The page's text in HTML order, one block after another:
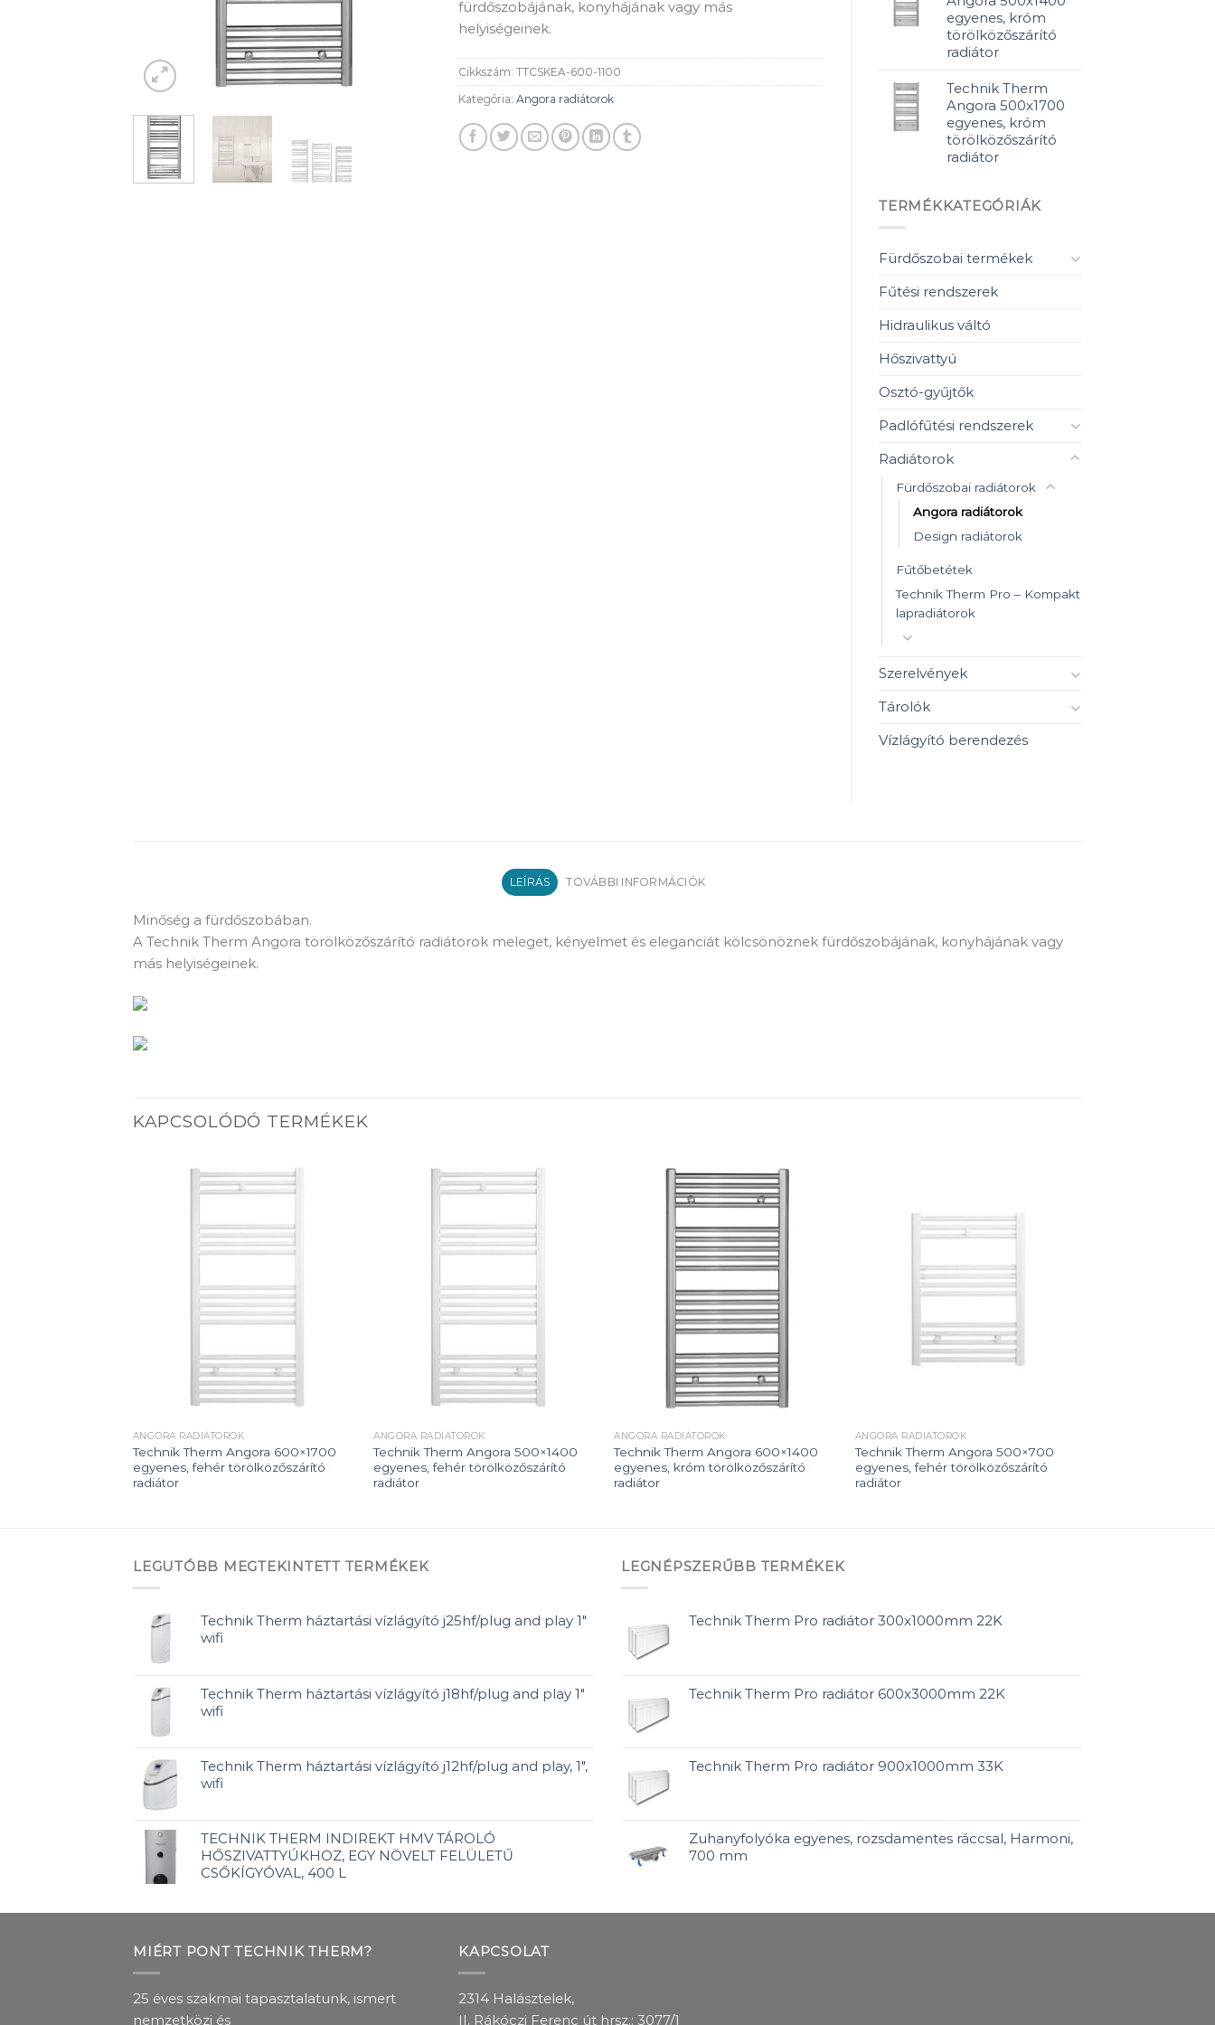
fürdőszobájának, konyhájának vagy más
helyiségeinek.
Cikkszám: TTCSKEA-600-1100
Kategória: Angora radiátorok
egyenes, króm
törölközőszárító
radiátor
Technik Therm
Angora 500x1700
egyenes, króm
törölközőszárító
radiátor
TERMÉKKATEGÓRIÁK
Fürdőszobai termékek
Fűtési rendszerek
Hidraulikus váltó
Hőszivattyú
Osztó-gyűjtők
Padlófűtési rendszerek
Radiátorok
Fürdőszobai radiátorok
Angora radiátorok
Design radiátorok
Fűtőbetétek
Technik Therm Pro – Kompakt
lapradiátorok
Szerelvények
Tárolók
Vízlágyító berendezés
LEÍRÁS TOVÁBBI INFORMÁCIÓK
Minőség a fürdőszobában.
A Technik Therm Angora törölközőszárító radiátorok meleget, kényelmet és eleganciát kölcsönöznek fürdőszobájának, konyhájának vagy
más helyiségeinek.
KAPCSOLÓDÓ TERMÉKEK
ANGORA RADIÁTOROK
Technik Therm Angora 600×1700
egyenes, fehér törölközőszárító
radiátor
ANGORA RADIÁTOROK
Technik Therm Angora 500×1400
egyenes, fehér törölközőszárító
radiátor
ANGORA RADIÁTOROK
Technik Therm Angora 600×1400
egyenes, króm törölközőszárító
radiátor
ANGORA RADIÁTOROK
Technik Therm Angora 500×700
egyenes, fehér törölközőszárító
radiátor
LEGUTÓBB MEGTEKINTETT TERMÉKEK
Technik Therm háztartási vízlágyító j25hf/plug and play 1"
wifi
Technik Therm háztartási vízlágyító j18hf/plug and play 1"
wifi
Technik Therm háztartási vízlágyító j12hf/plug and play, 1",
wifi
TECHNIK THERM INDIREKT HMV TÁROLÓ
HŐSZIVATTYÚKHOZ, EGY NÖVELT FELÜLETŰ
CSŐKÍGYÓVAL, 400 L
LEGNÉPSZERŰBB TERMÉKEK
Technik Therm Pro radiátor 300x1000mm 22K
Technik Therm Pro radiátor 600x3000mm 22K
Technik Therm Pro radiátor 900x1000mm 33K
Zuhanyfolyóka egyenes, rozsdamentes ráccsal, Harmoni,
700 mm
MIÉRT PONT TECHNIK THERM?
25 éves szakmai tapasztalatunk, ismert
nemzetközi és
KAPCSOLAT
2314 Halásztelek,
II. Rákóczi Ferenc út hrsz.: 3077/1